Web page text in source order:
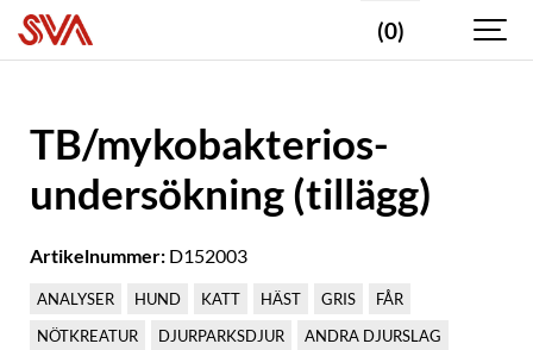
(0)
TB/mykobakterios-
undersökning (tillägg)
Artikelnummer: D152003
ANALYSER HUND KATT HÄST GRIS
FÅR
NÖTKREATUR
DJURPARKSDJUR
ANDRA DJURSLAG